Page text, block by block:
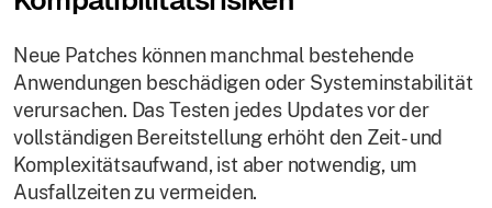
Neue Patches können manchmal bestehende
Anwendungen beschädigen oder Systeminstabilität
verursachen. Das Testen jedes Updates vor der
vollständigen Bereitstellung erhöht den Zeit- und
Komplexitätsaufwand, ist aber notwendig, um
Ausfallzeiten zu vermeiden.